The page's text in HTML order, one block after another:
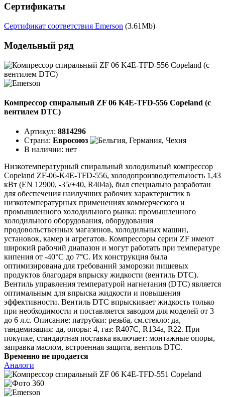
Сертификаты
Сертификат соответствия Emerson (3.61Mb)
Модельный ряд
Компрессор спиральный ZF 06 K4E-TFD-556 Copeland (с
вентилем DTC)
Артикул: 8814296
Страна: Евросоюз
В наличии: нет
Низкотемпературный спиральный холодильный компрессор
Copeland ZF-06-K4E-TFD-556, холодопроизводительность 1,43
кВт (EN 12900, -35/+40, R404a), был специально разработан
для обеспечения наилучших рабочих характеристик в
низкотемпературных применениях коммерческого и
промышленного холодильного рынка: промышленного
холодильного оборудования, оборудования
продовольственных магазинов, холодильных машин,
установок, камер и агрегатов. Компрессоры серии ZF имеют
широкий рабочий диапазон и могут работать при температуре
кипения от -40°C до 7°C. Их конструкция была
оптимизирована для требований заморозки пищевых
продуктов благодаря впрыску жидкости (вентиль DTC).
Вентиль управления температурой нагнетания (DTC) является
оптимальным для впрыска жидкости и повышения
эффективности. Вентиль DTC впрыскивает жидкость только
при необходимости и поставляется заводом для моделей от 3
до 6 л.с. Описание: патрубки: резьба, см.стекло: да,
тандемизация: да, опоры: 4, газ: R407C, R134a, R22. При
покупке, стандартная поставка включает: монтажные опоры,
заправка маслом, встроенная защита, вентиль DTC.
Временно не продается
Аналоги